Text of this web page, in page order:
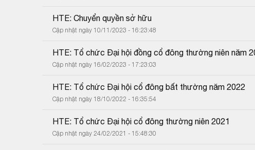
HTE: Chuyển quyền sở hữu
Cập nhật ngày 10/11/2023 - 16:23:48
HTE: Tổ chức Đại hội đồng cổ đông thường niên năm
Cập nhật ngày 16/02/2023 - 17:23:03
HTE: Tổ chức Đại hội cổ đông bất thường năm 2022
Cập nhật ngày 18/10/2022 - 16:35:54
HTE: Tổ chức Đại hội cổ đông thường niên 2021
Cập nhật ngày 24/02/2021 - 15:48:30